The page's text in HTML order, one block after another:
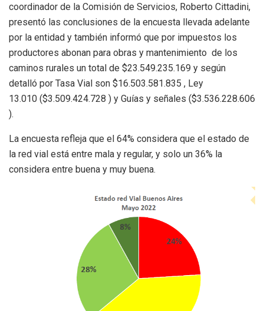
coordinador de la Comisión de Servicios, Roberto Cittadini,
presentó las conclusiones de la encuesta llevada adelante
por la entidad y también informó que por impuestos los
productores abonan para obras y mantenimiento de los
caminos rurales un total de $23.549.235.169 y según
detalló por Tasa Vial son $16.503.581.835 , Ley
13.010 ($3.509.424.728 ) y Guías y señales ($3.536.228.606
).
La encuesta refleja que el 64% considera que el estado de
la red vial está entre mala y regular, y solo un 36% la
considera entre buena y muy buena.